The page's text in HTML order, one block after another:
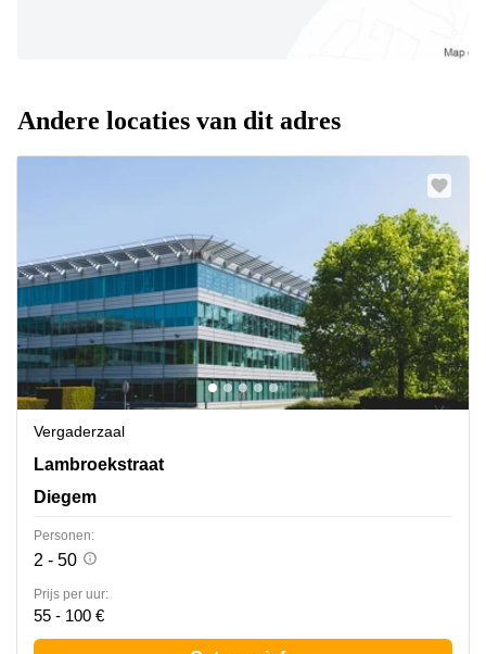
Andere locaties van dit adres
Vergaderzaal
Lambroekstraat 5A, Diegem
Lambroekstraat
Diegem
Personen:
2 - 50
Prijs per uur:
55 - 100 €